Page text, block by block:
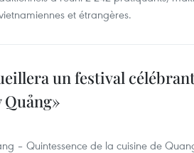
et étrangères.
un festival
– Quintessence de la cuisine de